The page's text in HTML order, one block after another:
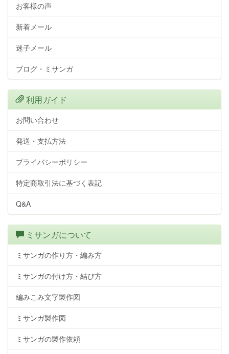
お客様の声
新着メール
迷子メール
ブログ・ミサンガ
利用ガイド
お問い合わせ
発送・支払方法
プライバシーポリシー
特定商取引法に基づく表記
Q&A
ミサンガについて
ミサンガの作り方・編み方
ミサンガの付け方・結び方
編みこみ文字製作図
ミサンガ製作図
ミサンガの製作依頼